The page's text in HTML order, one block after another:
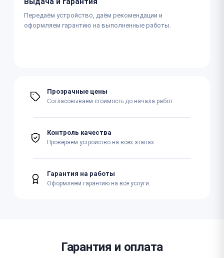
Передаём устройство, даём рекомендации и
оформляем гарантию на выполненные работы.
Прозрачные цены
Согласовываем стоимость до начала работ.
Контроль качества
Проверяем устройство на всех этапах.
Гарантия на работы
Оформляем гарантию на все услуги.
Гарантия и оплата